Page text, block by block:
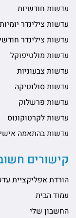
עדשות חודשיות
עדשות צילינדר יומיות
עדשות צילינדר
עדשות מולטיפוקל
עדשות צבעוניות
עדשות סולוטיקה
עדשות פרשלוק
עדשות לקרטוקונוס
עדשות בהתאמה
קישורים
הורדת אפליקציית
עמוד הבית
החשבון שלי